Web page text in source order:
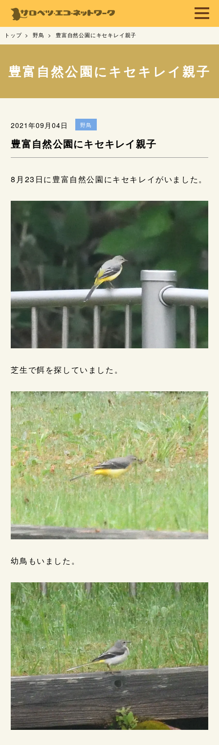
トップ 野鳥 豊富自然公園にキセキレイ親子
豊富自然公園にキセキレイ親子
2021年09月04日 野鳥
豊富自然公園にキセキレイ親子
8月23日に豊富自然公園にキセキレイがいました。
芝生で餌を探していました。
幼鳥もいました。